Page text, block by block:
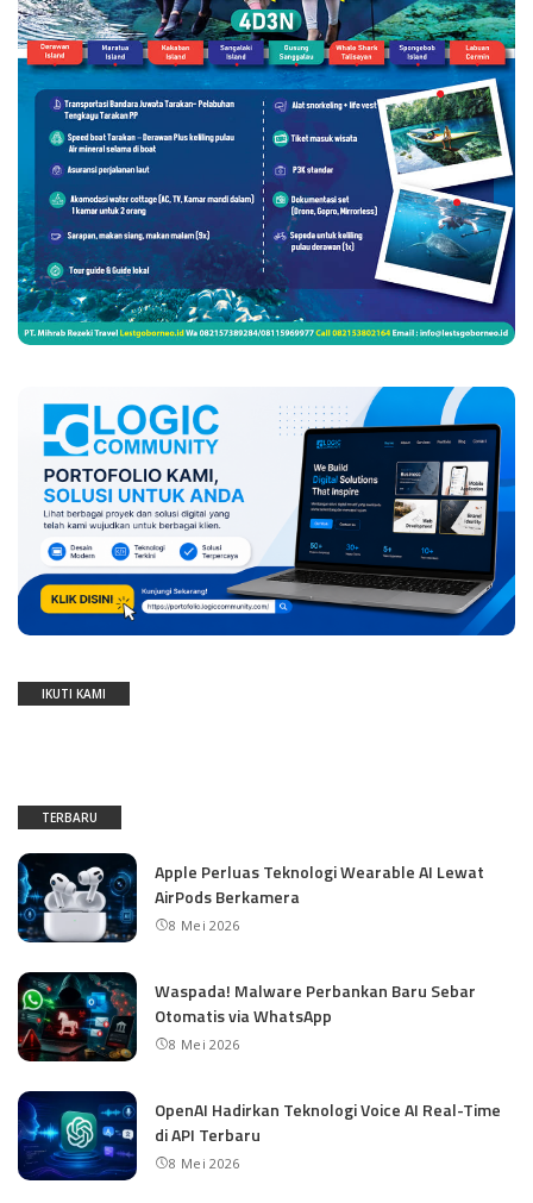
IKUTI KAMI
TERBARU
Apple Perluas Teknologi Wearable AI Lewat
AirPods Berkamera
8 Mei 2026
Waspada! Malware Perbankan Baru Sebar
Otomatis via WhatsApp
8 Mei 2026
OpenAI Hadirkan Teknologi Voice AI Real-Time
di API Terbaru
8 Mei 2026